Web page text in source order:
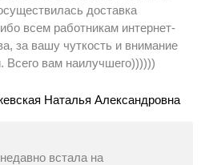
доставка
всем работникам интернет-
за вашу чуткость и внимание
Всего вам наилучшего))))))
Наталья Александровна
встала на